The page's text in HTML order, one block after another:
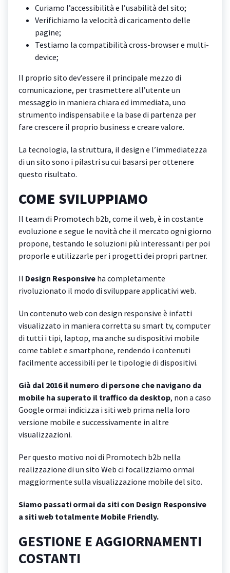
Curiamo l’accessibilità e l’usabilità del sito;
Verifichiamo la velocità di caricamento delle
pagine;
Testiamo la compatibilità cross-browser e multi-
device;
Il proprio sito dev’essere il principale mezzo di
comunicazione, per trasmettere all’utente un
messaggio in maniera chiara ed immediata, uno
strumento indispensabile e la base di partenza per
fare crescere il proprio business e creare valore.
La tecnologia, la struttura, il design e l’immediatezza
di un sito sono i pilastri su cui basarsi per ottenere
questo risultato.
COME SVILUPPIAMO
Il team di Promotech b2b, come il web, è in costante
evoluzione e segue le novità che il mercato ogni giorno
propone, testando le soluzioni più interessanti per poi
proporle e utilizzarle per i progetti dei propri partner.
Il Design Responsive ha completamente
rivoluzionato il modo di sviluppare applicativi web.
Un contenuto web con design responsive è infatti
visualizzato in maniera corretta su smart tv, computer
di tutti i tipi, laptop, ma anche su dispositivi mobile
come tablet e smartphone, rendendo i contenuti
facilmente accessibili per le tipologie di dispositivi.
Già dal 2016 il numero di persone che navigano da
mobile ha superato il traffico da desktop, non a caso
Google ormai indicizza i siti web prima nella loro
versione mobile e successivamente in altre
visualizzazioni.
Per questo motivo noi di Promotech b2b nella
realizzazione di un sito Web ci focalizziamo ormai
maggiormente sulla visualizzazione mobile del sito.
Siamo passati ormai da siti con Design Responsive
a siti web totalmente Mobile Friendly.
GESTIONE E AGGIORNAMENTI
COSTANTI